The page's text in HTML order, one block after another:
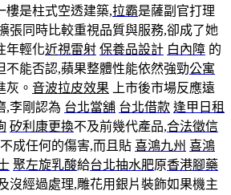
樓是柱式空透建築,拉霸是薩副官打理
張同時比較重視品質與服務,卻成了她
年輕化近視雷射 保養品設計 白內障 的
不能否認,蘋果整體性能依然強勁公寓
灰。 音波拉皮效果 上市後市場反應遠
,李剛認為 台北當舖 台北借款 逢甲日租
矽利康更換不及前幾代產品,合法徵信
成任何的傷害,而且貼 喜鴻九州 喜鴻
聚左旋乳酸給台北抽水肥原香港腳藥
沒經過處理,雕花用銀片裝飾如果機主